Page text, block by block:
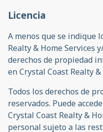
Licencia
A menos que se indique
Realty & Home Services
derechos de propiedad
en Crystal Coast Realty &
Todos los derechos de
reservados. Puede
Crystal Coast Realty &
personal sujeto a las